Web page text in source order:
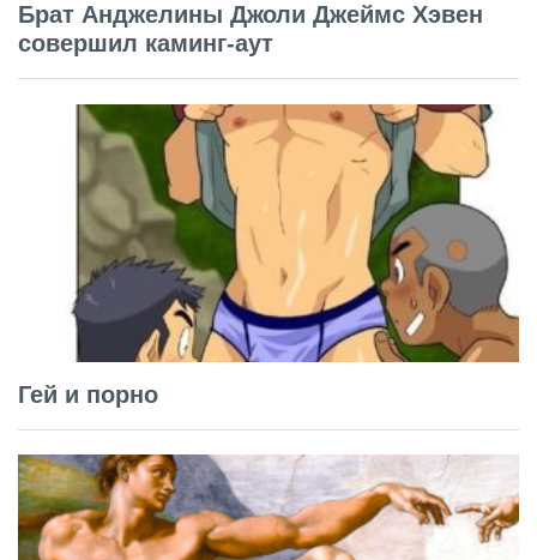
Брат Анджелины Джоли Джеймс Хэвен
совершил каминг-аут
Гей и порно